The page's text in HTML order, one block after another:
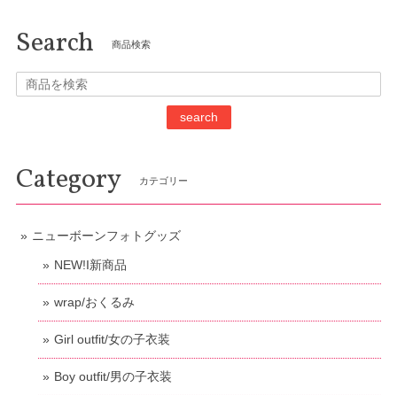
Search 商品検索
search
Category カテゴリー
ニューボーンフォトグッズ
NEW!I新商品
wrap/おくるみ
Girl outfit/女の子衣装
Boy outfit/男の子衣装